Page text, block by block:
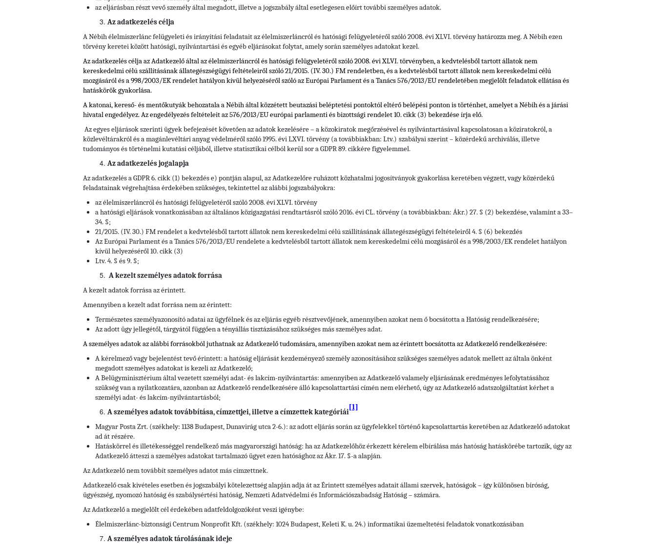
az eljárásban részt vevő személy által megadott, illetve a jogszabály által esetlegesen előírt további személyes adatok.
Az adatkezelés célja
A Nébih élelmiszerlánc felügyeleti és irányítási feladatait az élelmiszerláncról és hatósági felügyeletéről szóló 2008. évi XLVI. törvény határozza meg. A Nébih ezen
törvény keretei között hatósági, nyilvántartási és egyéb eljárásokat folytat, amely során személyes adatokat kezel.
Az adatkezelés célja az Adatkezelő által az élelmiszerláncról és hatósági felügyeletéről szóló 2008. évi XLVI. törvényben,a kedvtelésből tartott állatok nem
kereskedelmi célú szállításának állategészségügyi feltételeiről szóló 21/2015. (IV. 30.) FM rendeletben, és a kedvtelésből tartott állatok nem kereskedelmi célú
mozgásáról és a 998/2003/EK rendelet hatályon kívül helyezéséről szóló az Európai Parlament és a Tanács 576/2013/EU rendeletébenmegjelölt feladatok ellátása és
hatáskörök gyakorlása.
A katonai, kereső- és mentőkutyák behozatala a Nébih által közzétett beutazási beléptetési pontoktól eltérő belépési ponton is történhet, amelyet a Nébih és a járási
hivatal engedélyez. Az engedélyezés feltételeit az 576/2013/EU európai parlamenti és bizottsági rendelet 10. cikk (3) bekezdése írja elő.
Az egyes eljárások szerinti ügyek befejezését követően az adatok kezelésére – a közokiratok megőrzésével és nyilvántartásával kapcsolatosan a köziratokról, a
közlevéltárakról és a magánlevéltári anyag védelméről szóló 1995. évi LXVI. törvény (a továbbiakban: Ltv.) szabályai szerint – közérdekű archiválás, illetve
tudományos és történelmi kutatási céljából, illetve statisztikai célból kerül sor a GDPR 89. cikkére figyelemmel.
Az adatkezelés jogalapja
Az adatkezelés a GDPR 6. cikk (1) bekezdés e) pontján alapul, az Adatkezelőre ruházott közhatalmi jogosítványok gyakorlása keretében végzett, vagy közérdekű
feladatainak végrehajtása érdekében szükséges, tekintettel az alábbi jogszabályokra:
az élelmiszerláncról és hatósági felügyeletéről szóló 2008. évi XLVI. törvény
a hatósági eljárások vonatkozásában az általános közigazgatási rendtartásról szóló 2016. évi CL. törvény (a továbbiakban: Ákr.) 27. § (2) bekezdése, valamint a 33–
34. §;
21/2015. (IV. 30.) FM rendelet a kedvtelésből tartott állatok nem kereskedelmi célú szállításának állategészségügyi feltételeiről 4. § (6) bekezdés
Az Európai Parlament és a Tanács 576/2013/EU rendelete a kedvtelésből tartott állatok nem kereskedelmi célú mozgásáról és a 998/2003/EK rendelet hatályon
kívül helyezéséről 10. cikk (3)
Ltv. 4. § és 9. §;
A kezelt személyes adatok forrása
A kezelt adatok forrása az érintett.
Amennyiben a kezelt adat forrása nem az érintett:
Természetes személyazonosító adatai az ügyfélnek és az eljárás egyéb résztvevőjének, amennyiben azokat nem ő bocsátotta a Hatóság rendelkezésére;
Az adott ügy jellegétől, tárgyától függően a tényállás tisztázásához szükséges más személyes adat.
A személyes adatok az alábbi forrásokból juthatnak az Adatkezelő tudomására, amennyiben azokat nem az érintett bocsátotta az Adatkezelő rendelkezésére:
A kérelmező vagy bejelentést tevő érintett: a hatóság eljárását kezdeményező személy azonosításához szükséges személyes adatok mellett az általa önként
megadott személyes adatokat is kezeli az Adatkezelő;
A Belügyminisztérium által vezetett személyi adat- és lakcím-nyilvántartás: amennyiben az Adatkezelő valamely eljárásának eredményes lefolytatásához
szükség van a nyilatkozatára, azonban az Adatkezelő rendelkezésére álló kapcsolattartási címén nem elérhető, úgy az Adatkezelő adatszolgáltatást kérhet a
személyi adat- és lakcím-nyilvántartásból;
A személyes adatok továbbítása, címzettjei, illetve a címzettek kategóriái
[1]
Magyar Posta Zrt. (székhely: 1138 Budapest, Dunavirág utca 2-6.): az adott eljárás során az ügyfelekkel történő kapcsolattartás keretében az Adatkezelő adatokat
ad át részére.
Hatáskörrel és illetékességgel rendelkező más magyarországi hatóság: ha az Adatkezelőhöz érkezett kérelem elbírálása más hatóság hatáskörébe tartozik, úgy az
Adatkezelő átteszi a személyes adatokat tartalmazó ügyet ezen hatósághoz az Ákr. 17. §-a alapján.
Az Adatkezelő nem továbbít személyes adatot más címzettnek.
Adatkezelő csak kivételes esetben és jogszabályi kötelezettség alapján adja át az Érintett személyes adatait állami szervek, hatóságok – így különösen bíróság,
ügyészség, nyomozó hatóság és szabálysértési hatóság, Nemzeti Adatvédelmi és Információszabadság Hatóság – számára.
Az Adatkezelő a megjelölt cél érdekében adatfeldolgozóként veszi igénybe:
Élelmiszerlánc-biztonsági Centrum Nonprofit Kft. (székhely: 1024 Budapest, Keleti K. u. 24.) informatikai üzemeltetési feladatok vonatkozásában
A személyes adatok tárolásának ideje